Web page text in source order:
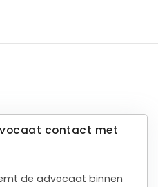
contact met
de advocaat binnen